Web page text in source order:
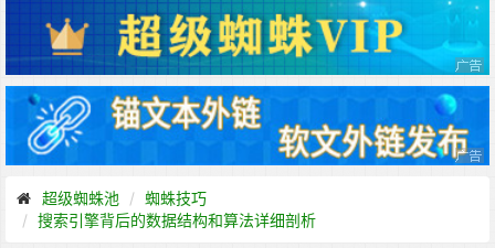
超级蜘蛛池
蜘蛛技巧
搜索引擎背后的数据结构和算法详细剖析